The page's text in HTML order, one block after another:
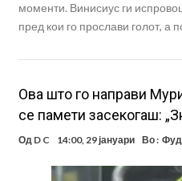
моменти. Винисиус ги
пред кои го прослави голот, а
Ова што го направи
се памети засекогаш:
Од D C 14:00, 29 јануари Во :